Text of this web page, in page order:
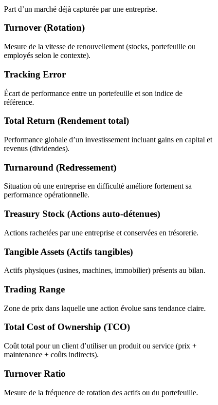
Part d’un marché déjà capturée par une entreprise.
Turnover (Rotation)
Mesure de la vitesse de renouvellement (stocks, portefeuille ou
employés selon le contexte).
Tracking Error
Écart de performance entre un portefeuille et son indice de
référence.
Total Return (Rendement total)
Performance globale d’un investissement incluant gains en capital et
revenus (dividendes).
Turnaround (Redressement)
Situation où une entreprise en difficulté améliore fortement sa
performance opérationnelle.
Treasury Stock (Actions auto-détenues)
Actions rachetées par une entreprise et conservées en trésorerie.
Tangible Assets (Actifs tangibles)
Actifs physiques (usines, machines, immobilier) présents au bilan.
Trading Range
Zone de prix dans laquelle une action évolue sans tendance claire.
Total Cost of Ownership (TCO)
Coût total pour un client d’utiliser un produit ou service (prix +
maintenance + coûts indirects).
Turnover Ratio
Mesure de la fréquence de rotation des actifs ou du portefeuille.